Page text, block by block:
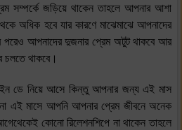
সম্পর্কে জড়িয়ে থাকেন তাহলে আপনার আশা
অধিক হবে যার কারণে মাঝেমাঝে আপনাদের
আপনাদের দুজনার প্রেম অটুট থাকবে আর
চলতে থাকবে।
ডে নিয়ে আসে কিন্তু আপনার জন্য এই মাস
এই মাসে আপনি আপনার প্রেম জীবনে অনেক
কোনো রিলেশনশিপে না থাকেন তাহলে